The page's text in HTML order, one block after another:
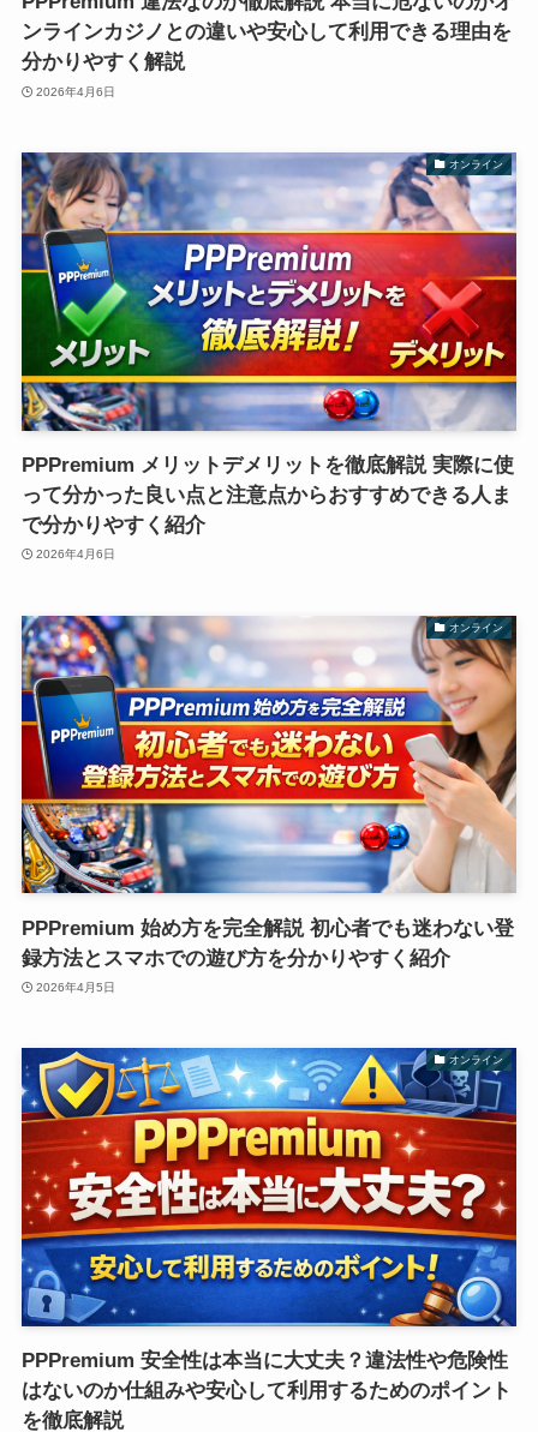
ンラインカジノとの違いや安心して利用できる理由を
分かりやすく解説
2026年4月6日
オンライン
PPPremium メリットデメリットを徹底解説 実際に使
って分かった良い点と注意点からおすすめできる人ま
で分かりやすく紹介
2026年4月6日
オンライン
PPPremium 始め方を完全解説 初心者でも迷わない登
録方法とスマホでの遊び方を分かりやすく紹介
2026年4月5日
オンライン
PPPremium 安全性は本当に大丈夫？違法性や危険性
はないのか仕組みや安心して利用するためのポイント
を徹底解説